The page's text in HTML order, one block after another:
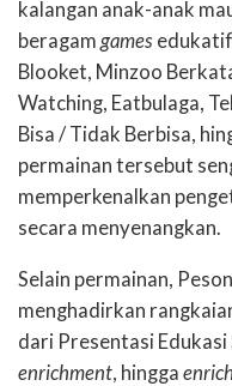
kalangan anak-anak
beragam games
Blooket, Minzoo
Watching, Eatbulaga,
Bisa / Tidak Berbisa,
permainan tersebut
memperkenalkan
secara menyenangkan.
Selain permainan,
menghadirkan
dari Presentasi Edukasi
enrichment, hingga